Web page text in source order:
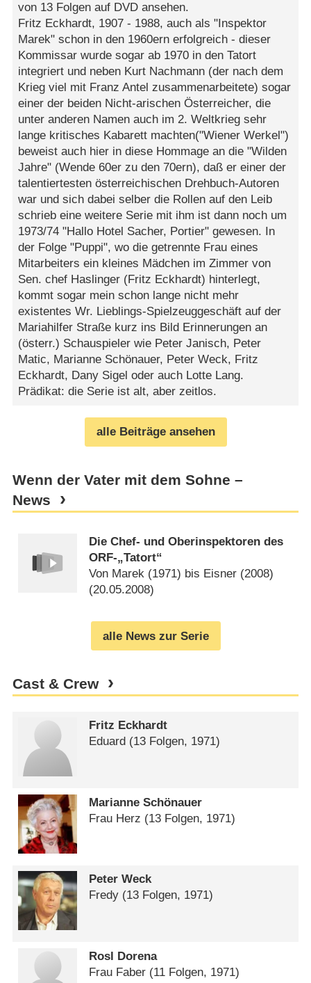
von 13 Folgen auf DVD ansehen.
Fritz Eckhardt, 1907 - 1988, auch als "Inspektor
Marek" schon in den 1960ern erfolgreich - dieser
Kommissar wurde sogar ab 1970 in den Tatort
integriert und neben Kurt Nachmann (der nach dem
Krieg viel mit Franz Antel zusammenarbeitete) sogar
einer der beiden Nicht-arischen Österreicher, die
unter anderen Namen auch im 2. Weltkrieg sehr
lange kritisches Kabarett machten("Wiener Werkel")
beweist auch hier in diese Hommage an die "Wilden
Jahre" (Wende 60er zu den 70ern), daß er einer der
talentiertesten österreichischen Drehbuch-Autoren
war und sich dabei selber die Rollen auf den Leib
schrieb eine weitere Serie mit ihm ist dann noch um
1973/74 "Hallo Hotel Sacher, Portier" gewesen. In
der Folge "Puppi", wo die getrennte Frau eines
Mitarbeiters ein kleines Mädchen im Zimmer von
Sen. chef Haslinger (Fritz Eckhardt) hinterlegt,
kommt sogar mein schon lange nicht mehr
existentes Wr. Lieblings-Spielzeuggeschäft auf der
Mariahilfer Straße kurz ins Bild Erinnerungen an
(österr.) Schauspieler wie Peter Janisch, Peter
Matic, Marianne Schönauer, Peter Weck, Fritz
Eckhardt, Dany Sigel oder auch Lotte Lang.
Prädikat: die Serie ist alt, aber zeitlos.
alle Beiträge ansehen
Wenn der Vater mit dem Sohne –
News
Die Chef- und Oberinspektoren des
ORF-„Tatort“
Von Marek (1971) bis Eisner (2008)
(20.05.2008)
alle News zur Serie
Cast & Crew
Fritz Eckhardt
Eduard (13 Folgen, 1971)
Marianne Schönauer
Frau Herz (13 Folgen, 1971)
Peter Weck
Fredy (13 Folgen, 1971)
Rosl Dorena
Frau Faber (11 Folgen, 1971)